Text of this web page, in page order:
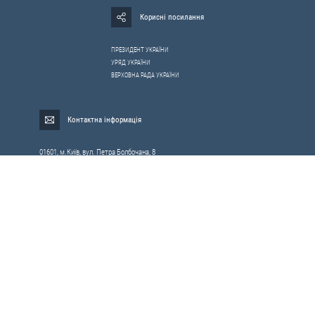
Корисні посилання
ПРЕЗИДЕНТ УКРАЇНИ
УРЯД УКРАЇНИ
ВЕРХОВНА РАДА УКРАЇНИ
Контактна інформація
01601, м.Київ, вул. Петра Болбочана, 8